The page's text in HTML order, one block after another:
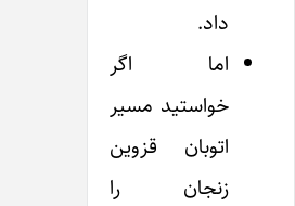
داد.
اما اگر
خواستید مسیر
اتوبان قزوین
زنجان را